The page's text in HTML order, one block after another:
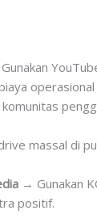
operasional
massal di
→ Gunakan
positif.